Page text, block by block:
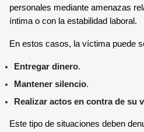
personales mediante amenazas
íntima o con la estabilidad laboral.
En estos casos, la víctima puede
Entregar dinero.
Mantener silencio.
Realizar actos en contra de su
Este tipo de situaciones deben